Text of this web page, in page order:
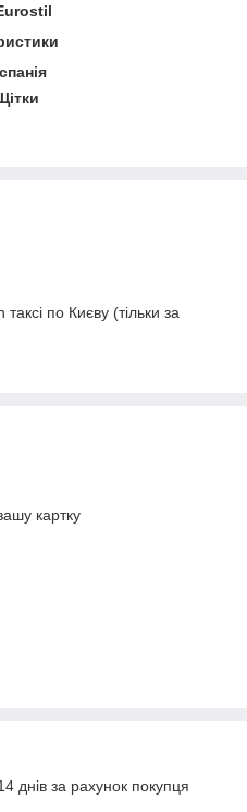
по Києву (тільки за
картку
днів за рахунок покупця